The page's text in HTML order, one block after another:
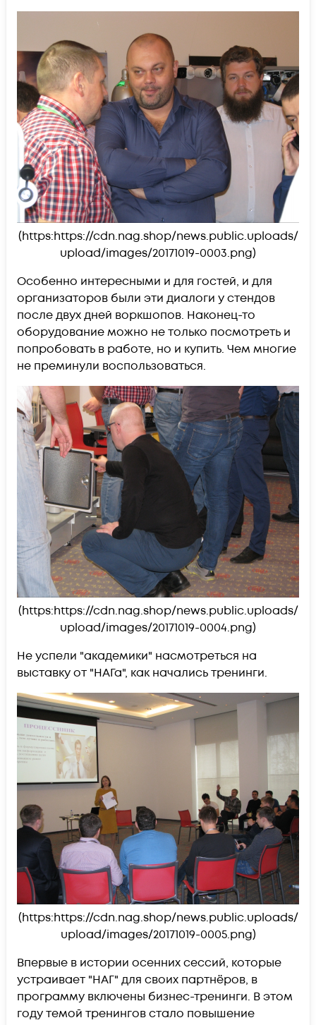
(https:https://cdn.nag.shop/news.public.uploads/
upload/images/20171019-0003.png)
Особенно интересными и для гостей, и для
организаторов были эти диалоги у стендов
после двух дней воркшопов. Наконец-то
оборудование можно не только посмотреть и
попробовать в работе, но и купить. Чем многие
не преминули воспользоваться.
(https:https://cdn.nag.shop/news.public.uploads/
upload/images/20171019-0004.png)
Не успели "академики" насмотреться на
выставку от "НАГа", как начались тренинги.
(https:https://cdn.nag.shop/news.public.uploads/
upload/images/20171019-0005.png)
Впервые в истории осенних сессий, которые
устраивает "НАГ" для своих партнёров, в
программу включены бизнес-тренинги. В этом
году темой тренингов стало повышение